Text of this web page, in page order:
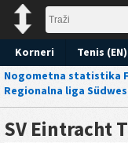
Korneri Tenis (EN)
Nogometna statistika
Regionalna liga
SV Eintracht